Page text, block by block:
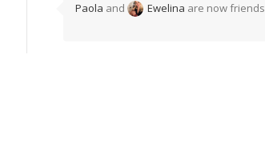
Paola and Ewelina are now friends